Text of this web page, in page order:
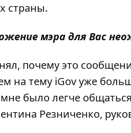
страны.
мэра для Вас
почему это
на тему iGov уже
было легче
Резниченко,